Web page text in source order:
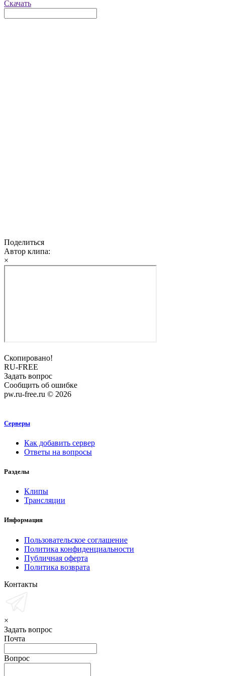
Скачать
Поделиться
Автор клипа:
×
Скопировано!
RU-FREE
Задать вопрос
Сообщить об ошибке
pw.ru-free.ru © 2026
Серверы
Как добавить сервер
Ответы на вопросы
Разделы
Клипы
Трансляции
Информация
Пользовательское соглашение
Политика конфиденциальности
Публичная оферта
Политика возврата
Контакты
×
Задать вопрос
Почта
Вопрос